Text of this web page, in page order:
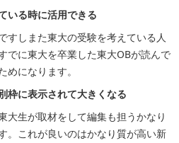
いる時に活用できる
すしまた東大の受験を考えている人
でに東大を卒業した東大OBが読んで
めになります。
枠に表示されて大きくなる
大生が取材をして編集も担うかなり
。これが良いのはかなり質が高い新